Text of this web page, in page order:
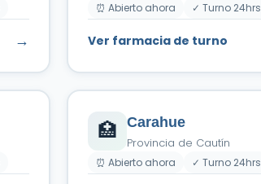
→
⏰ Abierto ahora ✓ Turno 24hrs
Ver farmacia de turno
🏥 Carahue
Provincia de Cautín
⏰ Abierto ahora ✓ Turno 24hrs